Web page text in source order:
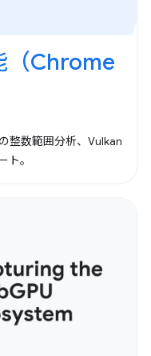
（Chrome
整数範囲分析、Vulkan
ト。